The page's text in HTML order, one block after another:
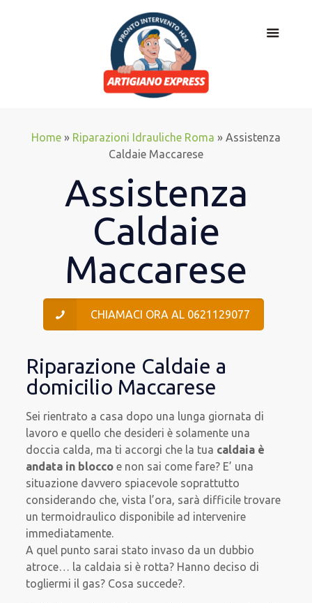
Home » Riparazioni Idrauliche Roma » Assistenza
Caldaie Maccarese
Assistenza
Caldaie
Maccarese
CHIAMACI ORA AL 0621129077
Riparazione Caldaie a
domicilio Maccarese
Sei rientrato a casa dopo una lunga giornata di
lavoro e quello che desideri è solamente una
doccia calda, ma ti accorgi che la tua caldaia è
andata in blocco e non sai come fare? E’ una
situazione davvero spiacevole soprattutto
considerando che, vista l’ora, sarà difficile trovare
un termoidraulico disponibile ad intervenire
immediatamente.
A quel punto sarai stato invaso da un dubbio
atroce… la caldaia si è rotta? Hanno deciso di
togliermi il gas? Cosa succede?.